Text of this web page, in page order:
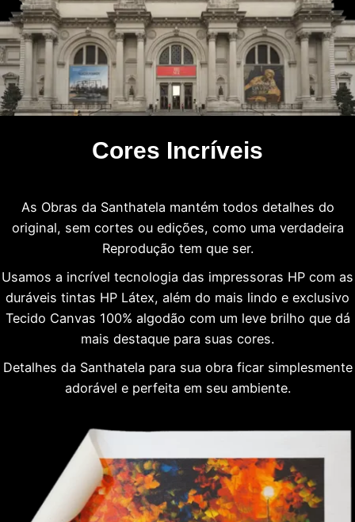
Cores Incríveis
As Obras da Santhatela mantém todos detalhes do
original, sem cortes ou edições, como uma verdadeira
Reprodução tem que ser.
Usamos a incrível tecnologia das impressoras HP com as
duráveis tintas HP Látex, além do mais lindo e exclusivo
Tecido Canvas 100% algodão com um leve brilho que dá
mais destaque para suas cores.
Detalhes da Santhatela para sua obra ficar simplesmente
adorável e perfeita em seu ambiente.